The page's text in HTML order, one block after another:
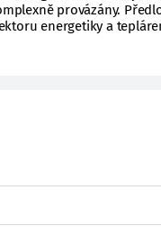
provázány.
energetiky a